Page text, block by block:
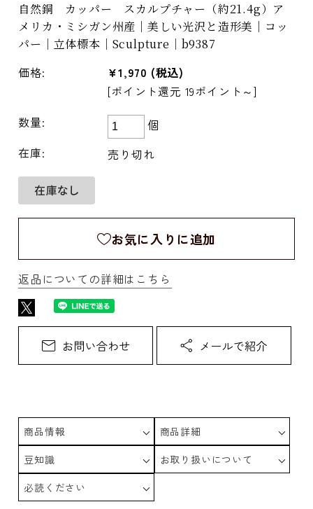
自然銅 カッパー スカルプチャー（約21.4g）ア
メリカ・ミシガン州産｜美しい光沢と造形美｜コッ
パー｜立体標本｜Sculpture｜b9387
価格: ¥1,970 (税込)
[ポイント還元 19ポイント～]
数量:
個
在庫:
売り切れ
お気に入りに追加
返品についての詳細はこちら
商品情報
商品詳細
豆知識
お取り扱いについて
必読ください